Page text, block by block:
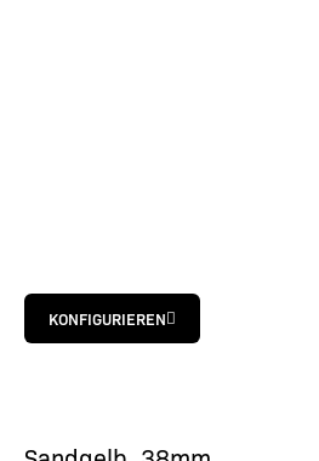
KONFIGURIEREN